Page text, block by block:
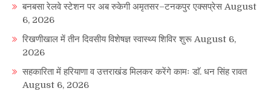
बनबसा रेलवे स्टेशन पर अब रुकेगी अमृतसर–टनकपुर एक्सप्रेस August
6, 2026
रिखणीखाल में तीन दिवसीय विशेषज्ञ स्वास्थ्य शिविर शुरू August 6,
2026
सहकारिता में हरियाणा व उत्तराखंड मिलकर करेंगे कामः डाॅ. धन सिंह रावत
August 6, 2026